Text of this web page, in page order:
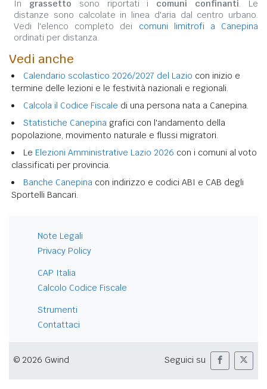
In grassetto sono riportati i comuni confinanti. Le
distanze sono calcolate in linea d'aria dal centro urbano.
Vedi l'elenco completo dei comuni limitrofi a Canepina
ordinati per distanza.
Vedi anche
Calendario scolastico 2026/2027 del Lazio con inizio e
termine delle lezioni e le festività nazionali e regionali.
Calcola il Codice Fiscale di una persona nata a Canepina.
Statistiche Canepina grafici con l'andamento della
popolazione, movimento naturale e flussi migratori.
Le Elezioni Amministrative Lazio 2026 con i comuni al voto
classificati per provincia.
Banche Canepina con indirizzo e codici ABI e CAB degli
Sportelli Bancari.
Note Legali
Privacy Policy
CAP Italia
Calcolo Codice Fiscale
Strumenti
Contattaci
© 2026 Gwind Seguici su